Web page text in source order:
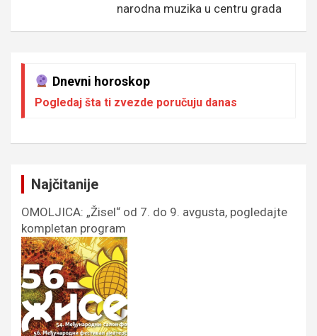
narodna muzika u centru grada
Dnevni horoskop
Pogledaj šta ti zvezde poručuju danas
Najčitanije
OMOLJICA: „Žisel“ od 7. do 9. avgusta, pogledajte
kompletan program